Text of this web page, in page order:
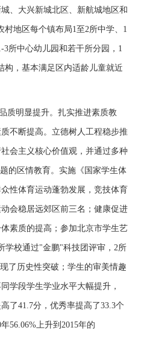
、大兴新城北区、新航城地区和
地区每个镇布局1至2所中学、1
3所中心幼儿园和若干所分园，1
构，基本满足区内适龄儿童就近
明显提升。扎实推进素质教
不断提高。立德树人工程稳步推
会主义核心价值观，并通过多种
的区情教育。实施《国家学生体
性体育运动蓬勃发展，竞技体育
会稳居远郊区前三名；健康促进
素质的提高；参加北京市学生艺
学校通过"金鹏"科技团评审，2所
了历史性突破；学生的审美情趣
学段学生学业水平大幅提升，
了41.7分，优秀率提高了33.3个
56.06%上升到2015年的